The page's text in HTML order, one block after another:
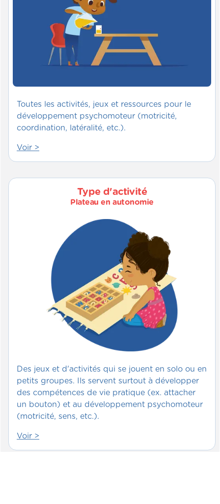
Toutes les activités, jeux et ressources pour le
développement psychomoteur (motricité,
coordination, latéralité, etc.).
Voir >
Type d'activité
Plateau en autonomie
Des jeux et d'activités qui se jouent en solo ou en
petits groupes. Ils servent surtout à développer
des compétences de vie pratique (ex. attacher
un bouton) et au développement psychomoteur
(motricité, sens, etc.).
Voir >